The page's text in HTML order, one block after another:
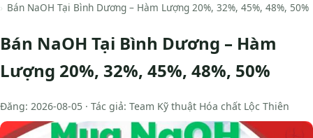
Bán NaOH Tại Bình Dương – Hàm Lượng 20%, 32%, 45%, 48%, 50%
Bán NaOH Tại Bình Dương – Hàm
Lượng 20%, 32%, 45%, 48%, 50%
Đăng: 2026-08-05 · Tác giả: Team Kỹ thuật Hóa chất Lộc Thiên